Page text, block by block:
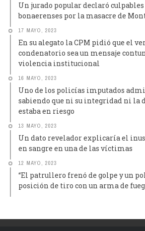
Un jurado popular declaró
bonaerenses por la masacre de
17 MAYO, 2023
En su alegato la CPM pidió que el
condenatorio sea un mensaje
violencia institucional
16 MAYO, 2023
Uno de los policías imputados
sabiendo que ni su integridad ni la
estaba en riesgo
13 MAYO, 2023
Un dato revelador explicaría el
en sangre en una de las víctimas
12 MAYO, 2023
“El patrullero frenó de golpe y un
posición de tiro con un arma de